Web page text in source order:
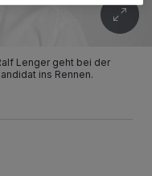
Lenger geht bei der
ins Rennen.